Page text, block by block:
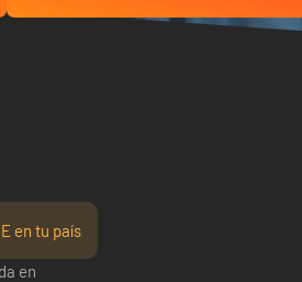
en tu país
en